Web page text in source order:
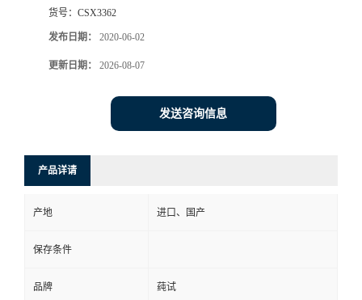
货号： CSX3362
发布日期： 2020-06-02
更新日期： 2026-08-07
发送咨询信息
产品详请
产地 进口、国产
保存条件
品牌 莼试